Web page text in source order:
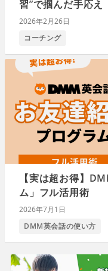
習”で掴んだ手応え
2026年2月26日
コーチング
【実は超お得】
ム」フル活用術
2026年7月1日
DMM英会話の使い方